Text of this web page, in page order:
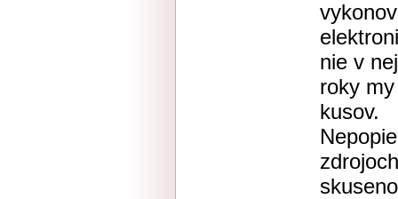
nie v
roky
kusov.